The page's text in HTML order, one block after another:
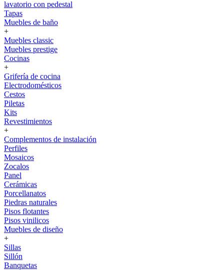
lavatorio con pedestal
Tapas
Muebles de baño
+
Muebles classic
Muebles prestige
Cocinas
+
Grifería de cocina
Electrodomésticos
Cestos
Piletas
Kits
Revestimientos
+
Complementos de instalación
Perfiles
Mosaicos
Zocalos
Panel
Cerámicas
Porcellanatos
Piedras naturales
Pisos flotantes
Pisos vinilicos
Muebles de diseño
+
Sillas
Sillón
Banquetas